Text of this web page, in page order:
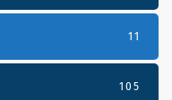
11
105